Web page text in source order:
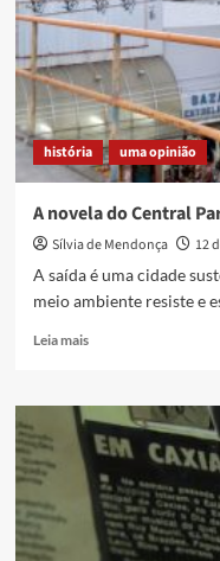
a
terceira
edição
do
Território
Baixada
história uma opinião
A novela do Central
Sílvia de Mendonça 12
A saída é uma cidade
meio ambiente resiste e
Leia maisRead
A
novela
do
Central
Park
Caxias